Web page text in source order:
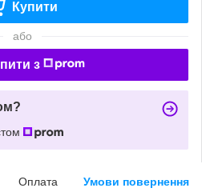
Купити
або
з
Оплата Умови повернення